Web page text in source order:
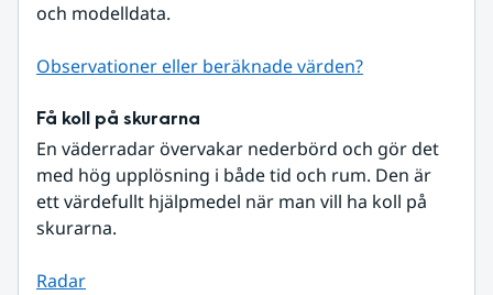
och modelldata.
Observationer eller beräknade värden?
Få koll på skurarna
En väderradar övervakar nederbörd och gör det
med hög upplösning i både tid och rum. Den är
ett värdefullt hjälpmedel när man vill ha koll på
skurarna.
Radar